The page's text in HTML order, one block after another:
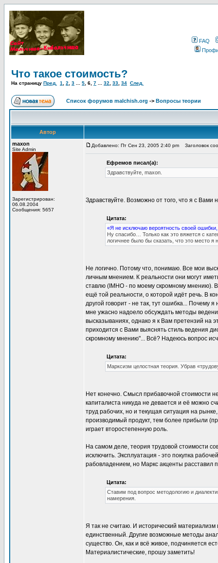
FAQ
Что такое стоимость?
На страницу Пред. 1 2 3 5 6 7 32 33 34 След.
Список форумов malchish.org -> Вопросы теории
Автор
maxon
Site Admin
Зарегистрирован:
06.08.2004
Сообщения: 5657
Добавлено: Пт Сен 23, 2005 2:40 pm Заголовок
Ефремов писал(а):
Здравствуйте, maxon.
Здравствуйте. Возможно от того, что я с Вами
Цитата:
«Я не исключаю вероятность своей
Ну спасибо… Только как это вяжется с
логичнее было бы сказать, что это место я
Не логично. Потому что, понимаю. Все мои
личным мнением. К реальности они могут
ставлю (IMHO - по моему скромному мнению).
ещё той реальности, о которой идёт речь. В
другой говорит - не так, тут ошибка... Почему
мне ужасно надоело обсуждать методы
высказываниях, однако я к Вам претензий на
приходится с Вами выяснять стиль ведения
скромному мнению"... Всё? Надеюсь вопрос
Цитата:
Марксизм целостная теория. Убрав
Нет конечно. Смысл прибавочной стоимости
капиталиста никуда не девается и её можно
труд рабочих, но и текущая ситуация на
производимый продукт, тем более прибыли
играет второстепенную роль.
На самом деле, теория трудовой стоимости
исключить. Эксплуатация - это покупка
рабовладением, но Маркс акценты расставил
Цитата:
Ставим под вопрос методологию и
намерения.
Я так не считаю. И исторический
единственный. Другие возможные методы
существо. Он, как и всё живое, подчиняется
Материалистические, прошу заметить!